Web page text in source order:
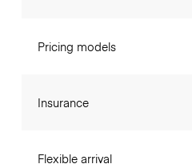
Pricing models
Insurance
Flexible arrival